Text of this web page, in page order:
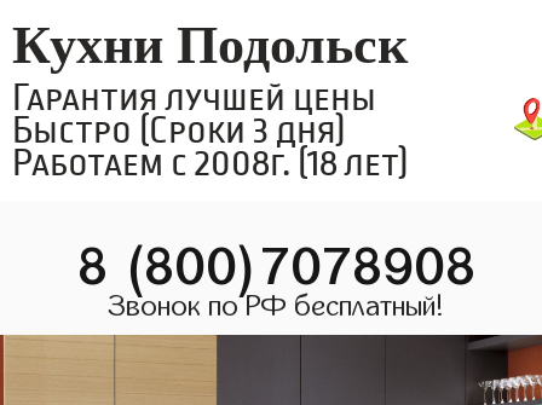
Кухни Подольск
Гарантия лучшей цены
Быстро (Сроки 3 дня)
Работаем с 2008г. (18 лет)
8 (800)7078908
Звонок по РФ бесплатный!